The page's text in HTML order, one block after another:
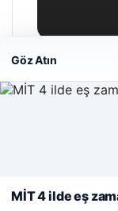
Nisan 28, 2026
deneyiminizi
Reddet
Göz Atın
MİT 4 ilde eş